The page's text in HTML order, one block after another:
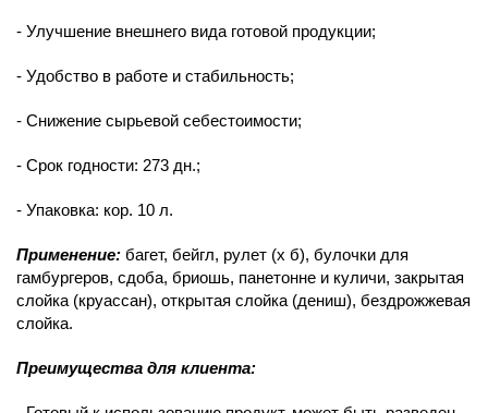
- Улучшение внешнего вида готовой продукции;
- Удобство в работе и стабильность;
- Снижение сырьевой себестоимости;
- Срок годности: 273 дн.;
- Упаковка: кор. 10 л.
Применение: багет, бейгл, рулет (х б), булочки для
гамбургеров, сдоба, бриошь, панетонне и куличи, закрытая
слойка (круассан), открытая слойка (дениш), бездрожжевая
слойка.
Преимущества для клиента: